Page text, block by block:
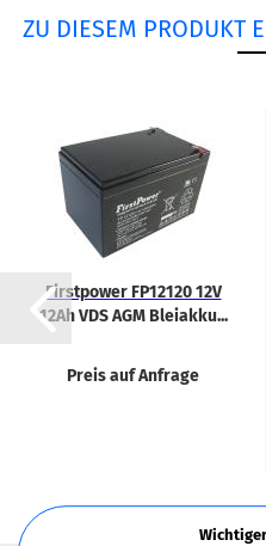
ZU DIESEM PRODUKT
First­power FP12120 12V
12Ah VDS AGM Blei­ak­ku...
Preis auf Anfrage